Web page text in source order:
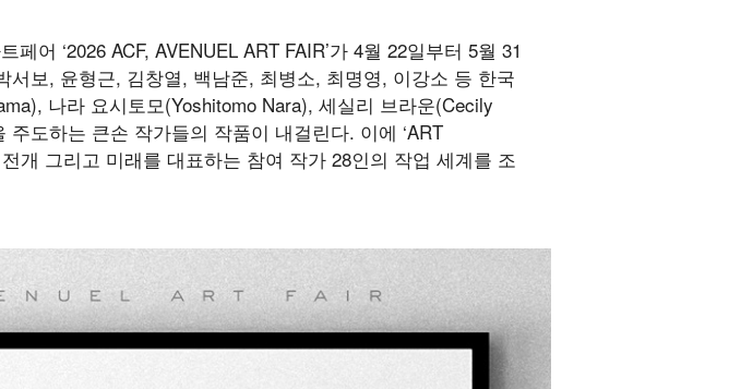
어 ‘2026 ACF, AVENUEL ART FAIR’가 4월 22일부터 5월 31
보, 윤형근, 김창열, 백남준, 최병소, 최명영, 이강소 등 한국
나라 요시토모(Yoshitomo Nara), 세실리 브라운(Cecily
도하는 큰손 작가들의 작품이 내걸린다. 이에 ‘ART
개 그리고 미래를 대표하는 참여 작가 28인의 작업 세계를 조